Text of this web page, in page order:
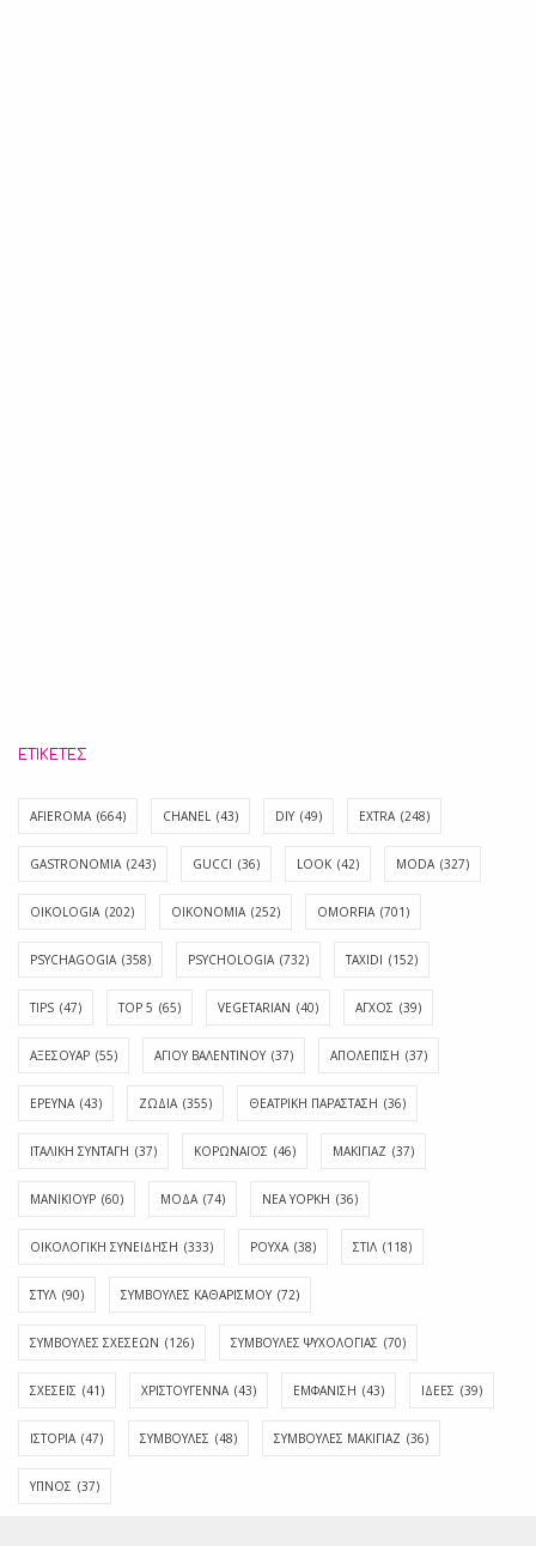
ΕΤΙΚΈΤΕΣ
AFIEROMA (664) CHANEL (43) DIY (49) EXTRA (248)
GASTRONOMIA (243) GUCCI (36) LOOK (42) MODA (327)
OIKOLOGIA (202) OIKONOMIA (252) OMORFIA (701)
PSYCHAGOGIA (358) PSYCHOLOGIA (732) TAXIDI (152)
TIPS (47) TOP 5 (65) VEGETARIAN (40) ΑΓΧΟΣ (39)
ΑΞΕΣΟΥΑΡ (55) ΑΓΊΟΥ ΒΑΛΕΝΤΊΝΟΥ (37) ΑΠΟΛΈΠΙΣΗ (37)
ΕΡΕΥΝΑ (43) ΖΩΔΙΑ (355) ΘΕΑΤΡΙΚΗ ΠΑΡΑΣΤΑΣΗ (36)
ΙΤΑΛΙΚΗ ΣΥΝΤΑΓΗ (37) ΚΟΡΩΝΑΪΟΣ (46) ΜΑΚΙΓΙΑΖ (37)
ΜΑΝΙΚΙΟΥΡ (60) ΜΟΔΑ (74) ΝΕΑ ΥΟΡΚΗ (36)
ΟΙΚΟΛΟΓΙΚΗ ΣΥΝΕΙΔΗΣΗ (333) ΡΟΥΧΑ (38) ΣΤΙΛ (118)
ΣΤΥΛ (90) ΣΥΜΒΟΥΛΕΣ ΚΑΘΑΡΙΣΜΟΥ (72)
ΣΥΜΒΟΥΛΕΣ ΣΧΕΣΕΩΝ (126) ΣΥΜΒΟΥΛΕΣ ΨΥΧΟΛΟΓΙΑΣ (70)
ΣΧΕΣΕΙΣ (41) ΧΡΙΣΤΟΥΓΕΝΝΑ (43) ΕΜΦΆΝΙΣΗ (43) ΙΔΈΕΣ (39)
ΙΣΤΟΡΊΑ (47) ΣΥΜΒΟΥΛΈΣ (48) ΣΥΜΒΟΥΛΈΣ ΜΑΚΙΓΙΆΖ (36)
ΎΠΝΟΣ (37)